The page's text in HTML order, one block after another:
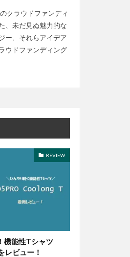
クラウドファンディ
、未だ見ぬ魅力的な
ー、それらアイデア
ウドファンディング
REVIEW
機能性Tシャツ
レビュー！